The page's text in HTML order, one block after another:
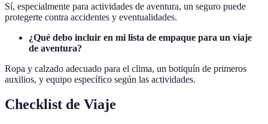
Sí, especialmente para actividades de aventura, un seguro puede
protegerte contra accidentes y eventualidades.
¿Qué debo incluir en mi lista de empaque para un viaje
de aventura?
Ropa y calzado adecuado para el clima, un botiquín de primeros
auxilios, y equipo específico según las actividades.
Checklist de Viaje